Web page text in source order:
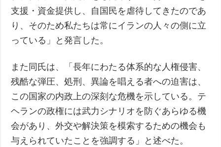
支援・資金提供し、自国民を虐待してきたのであ
り、そのため私たちは常にイランの人々の側に立
っている」と発言した。
また同氏は、「長年にわたる体系的な人権侵害、
残酷な弾圧、処刑、異論を唱える者への迫害は、
この国家の内政上の深刻な危機を示している。テ
ヘランの政権には武力シナリオを防ぐあらゆる機
会があり、外交や解決策を模索するための機会も
与えられていたことを強調する」と述べた。